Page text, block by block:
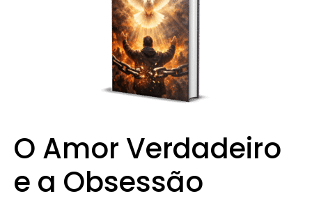
O Amor Verdadeiro
e a Obsessão